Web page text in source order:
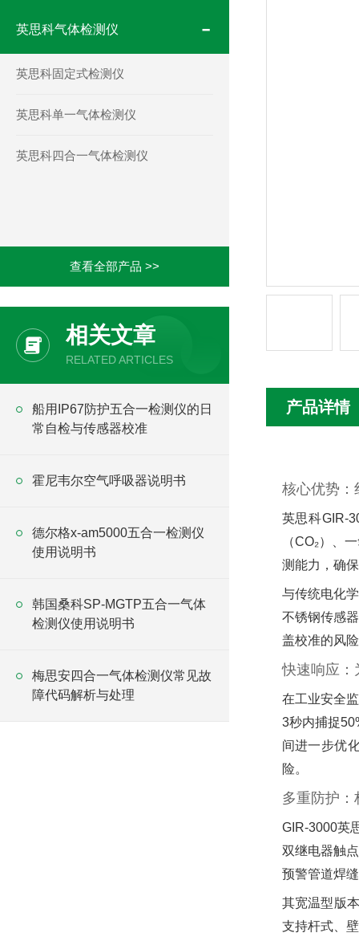
英思科气体检测仪
英思科固定式检测仪
英思科单一气体检测仪
英思科四合一气体检测仪
查看全部产品 >>
相关文章
RELATED ARTICLES
船用IP67防护五合一检测仪的日
常自检与传感器校准
霍尼韦尔空气呼吸器说明书
德尔格x-am5000五合一检测仪
使用说明书
韩国桑科SP-MGTP五合一气体
检测仪使用说明书
梅思安四合一气体检测仪常见故
障代码解析与处理
产品详情
核心优势：
英思科GIR-
（CO₂）、
测能力，确
与传统电化
不锈钢传感
盖校准的风
快速响应：
在工业安全
3秒内捕捉
间进一步优
险。
多重防护：
GIR-3000英
双继电器触
预警管道焊
其宽温型版
支持杆式、